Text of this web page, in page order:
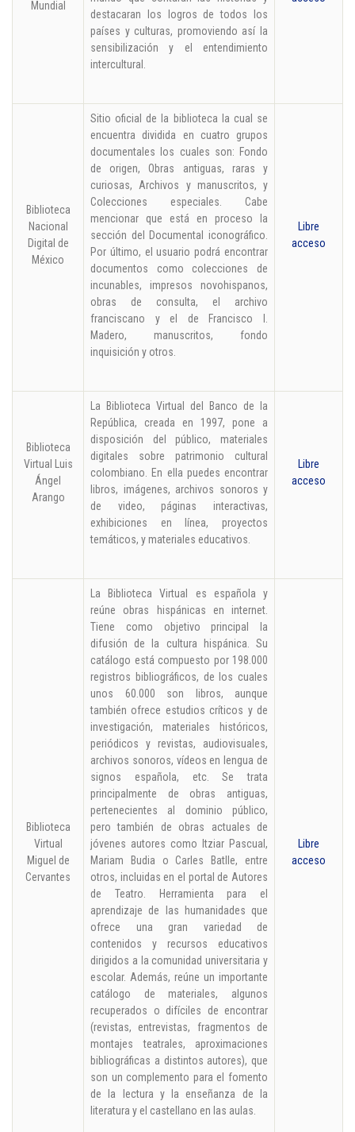
Mundial
destacaran los logros de todos los
países y culturas, promoviendo así la
sensibilización y el entendimiento
intercultural.
Biblioteca
Nacional
Digital de
México
Sitio oficial de la biblioteca la cual se
encuentra dividida en cuatro grupos
documentales los cuales son: Fondo
de origen, Obras antiguas, raras y
curiosas, Archivos y manuscritos, y
Colecciones especiales. Cabe
mencionar que está en proceso la
sección del Documental iconográfico.
Por último, el usuario podrá encontrar
documentos como colecciones de
incunables, impresos novohispanos,
obras de consulta, el archivo
franciscano y el de Francisco I.
Madero, manuscritos, fondo
inquisición y otros.
Libre
acceso
Biblioteca
Virtual Luis
Ángel
Arango
La Biblioteca Virtual del Banco de la
República, creada en 1997, pone a
disposición del público, materiales
digitales sobre patrimonio cultural
colombiano. En ella puedes encontrar
libros, imágenes, archivos sonoros y
de video, páginas interactivas,
exhibiciones en línea, proyectos
temáticos, y materiales educativos.
Libre
acceso
Biblioteca
Virtual
Miguel de
Cervantes
La Biblioteca Virtual es española y
reúne obras hispánicas en internet.
Tiene como objetivo principal la
difusión de la cultura hispánica. Su
catálogo está compuesto por 198.000
registros bibliográficos, de los cuales
unos 60.000 son libros, aunque
también ofrece estudios críticos y de
investigación, materiales históricos,
periódicos y revistas, audiovisuales,
archivos sonoros, vídeos en lengua de
signos española, etc. Se trata
principalmente de obras antiguas,
pertenecientes al dominio público,
pero también de obras actuales de
jóvenes autores como Itziar Pascual,
Mariam Budia o Carles Batlle, entre
otros, incluidas en el portal de Autores
de Teatro. Herramienta para el
aprendizaje de las humanidades que
ofrece una gran variedad de
contenidos y recursos educativos
dirigidos a la comunidad universitaria y
escolar. Además, reúne un importante
catálogo de materiales, algunos
recuperados o difíciles de encontrar
(revistas, entrevistas, fragmentos de
montajes teatrales, aproximaciones
bibliográficas a distintos autores), que
son un complemento para el fomento
de la lectura y la enseñanza de la
literatura y el castellano en las aulas.
Libre
acceso